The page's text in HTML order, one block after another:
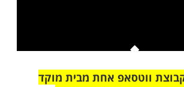
This is a
שהפורמט אינו נתמך.